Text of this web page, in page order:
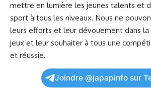
mettre en​ lumière les jeunes talents ‌et
sport à tous les‍ niveaux. Nous ne
leurs efforts ‍et leur dévouement ‌dans ⁤la
jeux et leur souhaiter à tous une
et réussie.
Joindre @japapinfo sur